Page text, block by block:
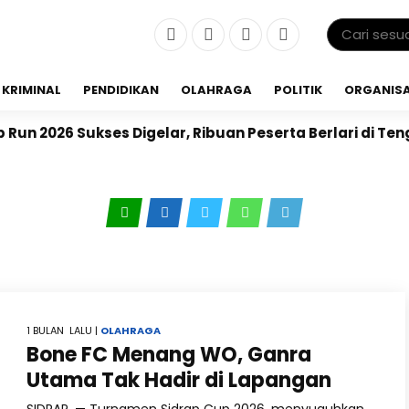
KRIMINAL PENDIDIKAN OLAHRAGA POLITIK
2026 Sukses Digelar, Ribuan Peserta Berlari di
1 BULAN LALU | OLAHRAGA
Bone FC Menang WO, Ganra
Utama Tak Hadir di Lapangan